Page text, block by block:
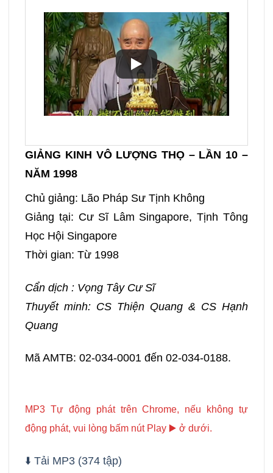
GIẢNG KINH VÔ LƯỢNG THỌ – LẦN 10 –
NĂM 1998
Chủ giảng: Lão Pháp Sư Tịnh Không
Giảng tại: Cư Sĩ Lâm Singapore, Tịnh Tông
Học Hội Singapore
Thời gian: Từ 1998
Cẩn dịch : Vọng Tây Cư Sĩ
Thuyết minh: CS Thiện Quang & CS Hạnh
Quang
Mã AMTB: 02-034-0001 đến 02-034-0188.
MP3 Tự động phát trên Chrome, nếu không tự
động phát, vui lòng bấm nút Play ▶️ ở dưới.
⬇️ Tải MP3 (374 tập)